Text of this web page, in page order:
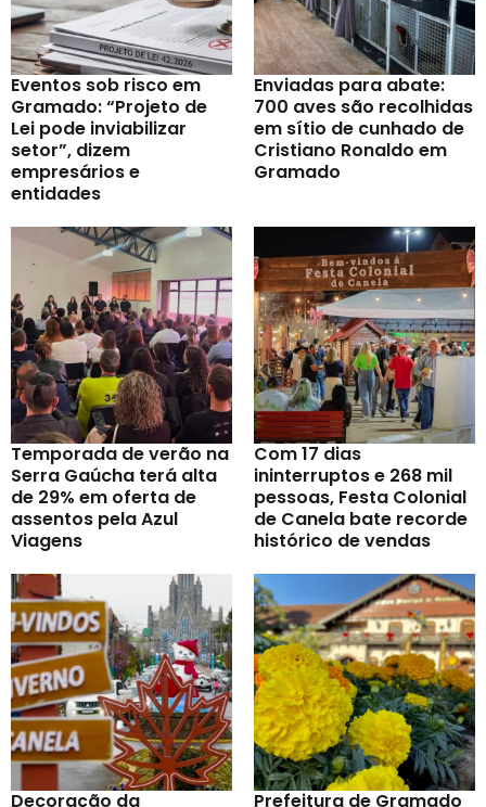
Eventos sob risco em
Gramado: “Projeto de
Lei pode inviabilizar
setor”, dizem
empresários e
entidades
Enviadas para abate:
700 aves são recolhidas
em sítio de cunhado de
Cristiano Ronaldo em
Gramado
Temporada de verão na
Serra Gaúcha terá alta
de 29% em oferta de
assentos pela Azul
Viagens
Com 17 dias
ininterruptos e 268 mil
pessoas, Festa Colonial
de Canela bate recorde
histórico de vendas
Decoração da
Prefeitura de Gramado